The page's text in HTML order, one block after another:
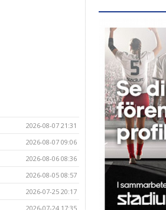
2026-08-07 21:31
2026-08-07 09:06
2026-08-06 08:36
2026-08-05 08:57
2026-07-25 20:17
2026-07-24 17:35